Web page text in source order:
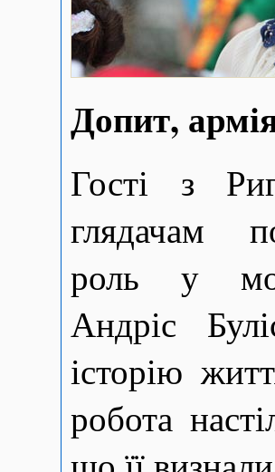
Допит,
Гості з
глядачам
роль у
Андріс
історію
робота